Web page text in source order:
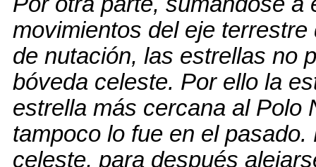
movimientos del eje
de nutación, las estrellas no
bóveda celeste. Por ello la
estrella más cercana al Polo
tampoco lo fue en el
celeste, para después